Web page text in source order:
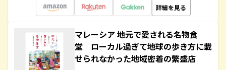
詳細を見る
マレーシア 地元で愛される名物食
堂 ローカル過ぎて地球の歩き方に載
せられなかった地域密着の繁盛店